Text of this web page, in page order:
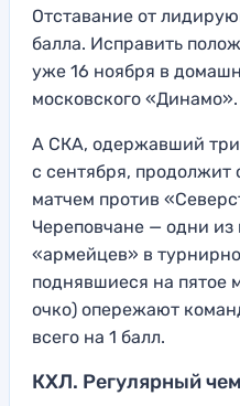
Отставание от
балла. Исправить
уже 16 ноября в
московского «Динамо».
А СКА, одержавший
с сентября,
матчем против
Череповчане — одни из
«армейцев» в
поднявшиеся на пятое
очко) опережают
всего на 1 балл.
КХЛ. Регулярный